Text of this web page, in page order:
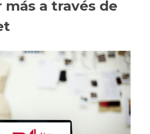
más a través de